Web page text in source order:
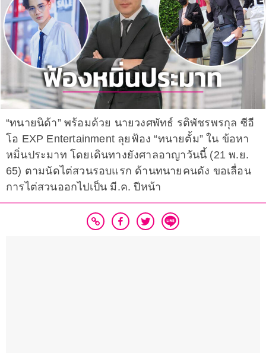
“ทนายนิด้า” พร้อมด้วย นายวงศพัทธ์ รติพัชรพรกุล ซีอี
โอ EXP Entertainment ลุยฟ้อง “ทนายตั้ม” ใน ข้อหา
หมิ่นประมาท โดยเดินทางยังศาลอาญาวันนี้ (21 พ.ย.
65) ตามนัดไต่สวนรอบแรก ด้านทนายคนดัง ขอเลื่อน
การไต่สวนออกไปเป็น มี.ค. ปีหน้า